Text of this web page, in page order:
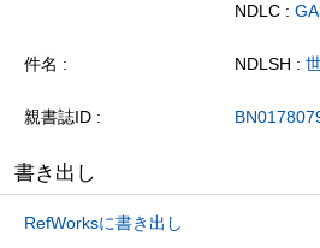
NDLC :
件名 NDLSH :
親書誌ID
書き出し
RefWorksに書き出し